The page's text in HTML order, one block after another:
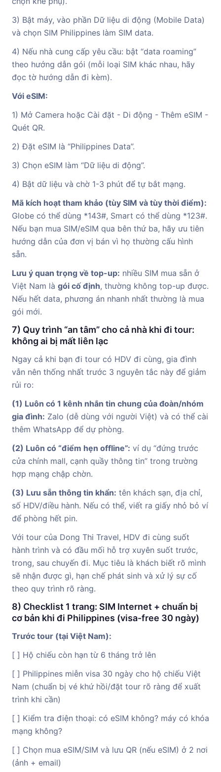
3) Bật máy, vào phần Dữ liệu di động (Mobile Data)
và chọn SIM Philippines làm SIM data.
4) Nếu nhà cung cấp yêu cầu: bật “data roaming”
theo hướng dẫn gói (mỗi loại SIM khác nhau, hãy
đọc tờ hướng dẫn đi kèm).
Với eSIM:
1) Mở Camera hoặc Cài đặt - Di động - Thêm eSIM -
Quét QR.
2) Đặt eSIM là “Philippines Data”.
3) Chọn eSIM làm “Dữ liệu di động”.
4) Bật dữ liệu và chờ 1-3 phút để tự bắt mạng.
Mã kích hoạt tham khảo (tùy SIM và tùy thời điểm):
Globe có thể dùng *143#, Smart có thể dùng *123#.
Nếu bạn mua SIM/eSIM qua bên thứ ba, hãy ưu tiên
hướng dẫn của đơn vị bán vì họ thường cấu hình
sẵn.
Lưu ý quan trọng về top-up: nhiều SIM mua sẵn ở
Việt Nam là gói cố định, thường không top-up được.
Nếu hết data, phương án nhanh nhất thường là mua
gói mới.
7) Quy trình “an tâm” cho cả nhà khi đi tour:
không ai bị mất liên lạc
Ngay cả khi bạn đi tour có HDV đi cùng, gia đình
vẫn nên thống nhất trước 3 nguyên tắc này để giảm
rủi ro:
(1) Luôn có 1 kênh nhắn tin chung của đoàn/nhóm
gia đình: Zalo (dễ dùng với người Việt) và có thể cài
thêm WhatsApp để dự phòng.
(2) Luôn có “điểm hẹn offline”: ví dụ “đứng trước
cửa chính mall, cạnh quầy thông tin” trong trường
hợp mạng chập chờn.
(3) Lưu sẵn thông tin khẩn: tên khách sạn, địa chỉ,
số HDV/điều hành. Nếu có thể, viết ra giấy nhỏ bỏ ví
để phòng hết pin.
Với tour của Dong Thi Travel, HDV đi cùng suốt
hành trình và có đầu mối hỗ trợ xuyên suốt trước,
trong, sau chuyến đi. Mục tiêu là khách biết rõ mình
sẽ nhận được gì, hạn chế phát sinh và xử lý sự cố
theo quy trình rõ ràng.
8) Checklist 1 trang: SIM Internet + chuẩn bị
cơ bản khi đi Philippines (visa-free 30 ngày)
Trước tour (tại Việt Nam):
[ ] Hộ chiếu còn hạn từ 6 tháng trở lên
[ ] Philippines miễn visa 30 ngày cho hộ chiếu Việt
Nam (chuẩn bị vé khứ hồi/đặt tour rõ ràng để xuất
trình khi cần)
[ ] Kiểm tra điện thoại: có eSIM không? máy có khóa
mạng không?
[ ] Chọn mua eSIM/SIM và lưu QR (nếu eSIM) ở 2 nơi
(ảnh + email)